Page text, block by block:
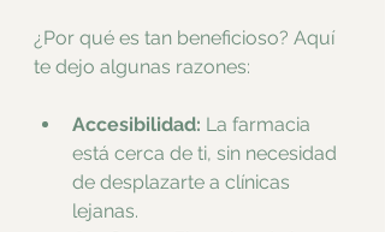
¿Por qué es tan beneficioso? Aquí
te dejo algunas razones:
Accesibilidad: La farmacia
está cerca de ti, sin necesidad
de desplazarte a clínicas
lejanas.